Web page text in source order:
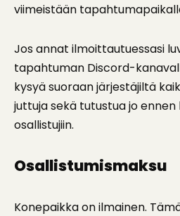
viimeistään
Jos annat ilmoittautuessasi
tapahtuman Discord-
kysyä suoraan järjestäjiltä
juttuja sekä tutustua jo ennen
osallistujiin.
Osallistumismaksu
Konepaikka on ilmainen.